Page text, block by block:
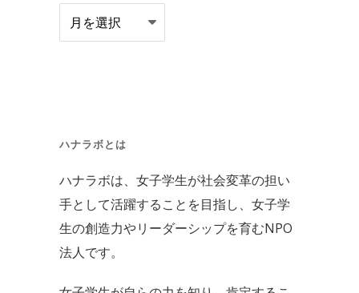
ロ
ブ
ハナラボとは
ハナラボは、女子学生が社会変革の担い
手として活躍することを目指し、女子学
生の創造力やリーダーシップを育むNPO
法人です。